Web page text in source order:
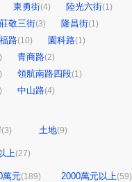
東勇街(4) 陸光六街(1)
莊敬三街(3) 隆昌街(1)
路(10) 園科路(1)
青商路(2)
領航南路四段(1)
中山路(4)
(3) 土地(9)
上(27)
萬元(189) 2000萬元以上(59)